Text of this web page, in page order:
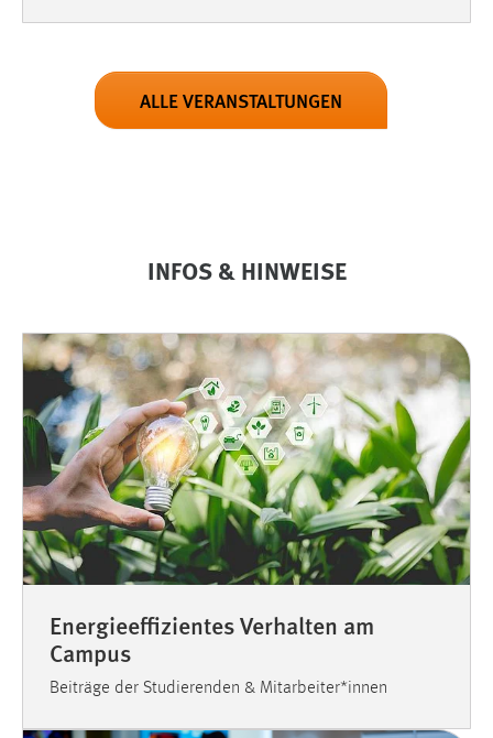
ALLE VERANSTALTUNGEN
INFOS & HINWEISE
Energieeffizientes Verhalten am
Campus
Beiträge der Studierenden & Mitarbeiter*innen